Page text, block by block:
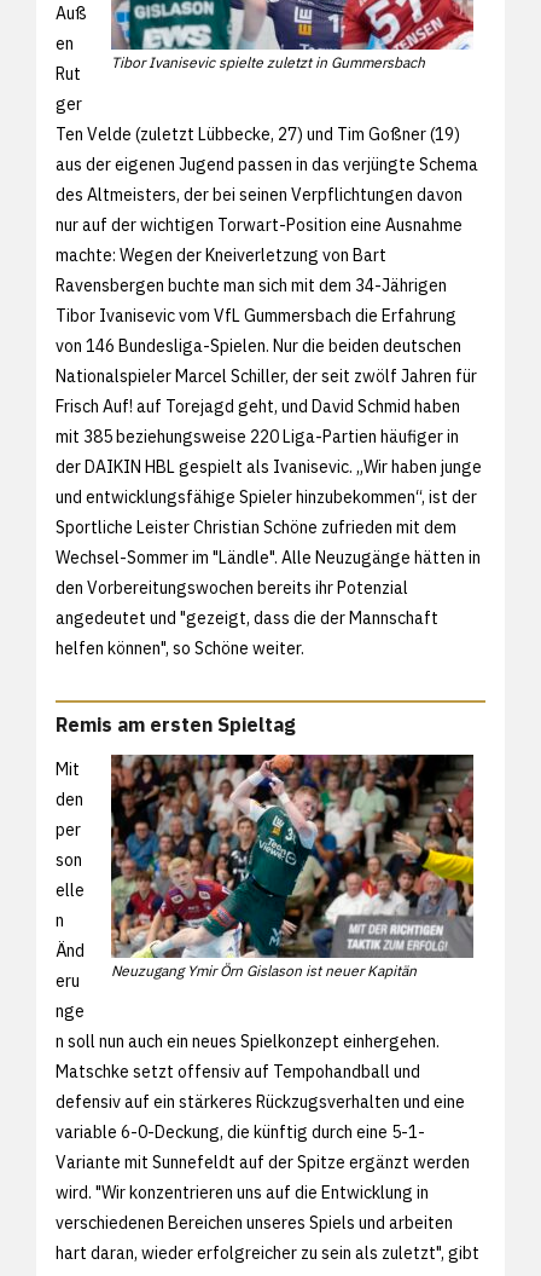
Tibor Ivanisevic spielte zuletzt in Gummersbach
Auß
en
Rut
ger
Ten Velde (zuletzt Lübbecke, 27) und Tim Goßner (19)
aus der eigenen Jugend passen in das verjüngte Schema
des Altmeisters, der bei seinen Verpflichtungen davon
nur auf der wichtigen Torwart-Position eine Ausnahme
machte: Wegen der Kneiverletzung von Bart
Ravensbergen buchte man sich mit dem 34-Jährigen
Tibor Ivanisevic vom VfL Gummersbach die Erfahrung
von 146 Bundesliga-Spielen. Nur die beiden deutschen
Nationalspieler Marcel Schiller, der seit zwölf Jahren für
Frisch Auf! auf Torejagd geht, und David Schmid haben
mit 385 beziehungsweise 220 Liga-Partien häufiger in
der DAIKIN HBL gespielt als Ivanisevic. „Wir haben junge
und entwicklungsfähige Spieler hinzubekommen“, ist der
Sportliche Leister Christian Schöne zufrieden mit dem
Wechsel-Sommer im "Ländle". Alle Neuzugänge hätten in
den Vorbereitungswochen bereits ihr Potenzial
angedeutet und "gezeigt, dass die der Mannschaft
helfen können", so Schöne weiter.
Remis am ersten Spieltag
Neuzugang Ymir Örn Gislason ist neuer Kapitän
Mit
den
per
son
elle
n
Änd
eru
nge
n soll nun auch ein neues Spielkonzept einhergehen.
Matschke setzt offensiv auf Tempohandball und
defensiv auf ein stärkeres Rückzugsverhalten und eine
variable 6-0-Deckung, die künftig durch eine 5-1-
Variante mit Sunnefeldt auf der Spitze ergänzt werden
wird. "Wir konzentrieren uns auf die Entwicklung in
verschiedenen Bereichen unseres Spiels und arbeiten
hart daran, wieder erfolgreicher zu sein als zuletzt", gibt